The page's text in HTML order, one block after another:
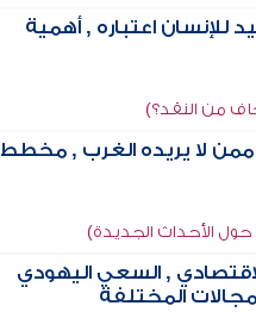
للإنسان اعتباره , أهمية
من النقد؟)
لا يريده الغرب , مخطط
الأحداث الجديدة)
, السعي اليهودي
المختلفة